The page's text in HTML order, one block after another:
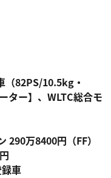
（82PS/10.5kg・
ター】、WLTC総合モ
290万8400円（FF）
車